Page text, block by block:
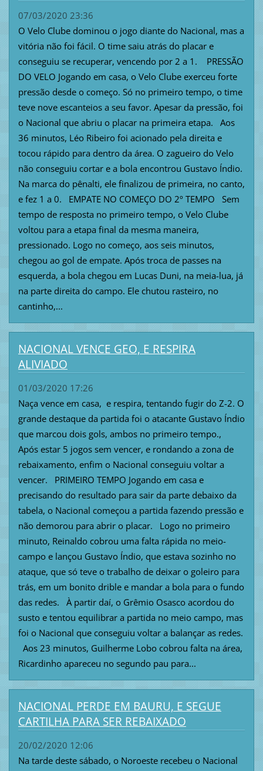
07/03/2020 23:36
O Velo Clube dominou o jogo diante do Nacional, mas a
vitória não foi fácil. O time saiu atrás do placar e
conseguiu se recuperar, vencendo por 2 a 1. PRESSÃO
DO VELO Jogando em casa, o Velo Clube exerceu forte
pressão desde o começo. Só no primeiro tempo, o time
teve nove escanteios a seu favor. Apesar da pressão, foi
o Nacional que abriu o placar na primeira etapa. Aos
36 minutos, Léo Ribeiro foi acionado pela direita e
tocou rápido para dentro da área. O zagueiro do Velo
não conseguiu cortar e a bola encontrou Gustavo Índio.
Na marca do pênalti, ele finalizou de primeira, no canto,
e fez 1 a 0. EMPATE NO COMEÇO DO 2º TEMPO Sem
tempo de resposta no primeiro tempo, o Velo Clube
voltou para a etapa final da mesma maneira,
pressionado. Logo no começo, aos seis minutos,
chegou ao gol de empate. Após troca de passes na
esquerda, a bola chegou em Lucas Duni, na meia-lua, já
na parte direita do campo. Ele chutou rasteiro, no
cantinho,...
NACIONAL VENCE GEO, E RESPIRA
ALIVIADO
01/03/2020 17:26
Naça vence em casa, e respira, tentando fugir do Z-2. O
grande destaque da partida foi o atacante Gustavo Índio
que marcou dois gols, ambos no primeiro tempo.,
Após estar 5 jogos sem vencer, e rondando a zona de
rebaixamento, enfim o Nacional conseguiu voltar a
vencer. PRIMEIRO TEMPO Jogando em casa e
precisando do resultado para sair da parte debaixo da
tabela, o Nacional começou a partida fazendo pressão e
não demorou para abrir o placar. Logo no primeiro
minuto, Reinaldo cobrou uma falta rápida no meio-
campo e lançou Gustavo Índio, que estava sozinho no
ataque, que só teve o trabalho de deixar o goleiro para
trás, em um bonito drible e mandar a bola para o fundo
das redes. À partir daí, o Grêmio Osasco acordou do
susto e tentou equilibrar a partida no meio campo, mas
foi o Nacional que conseguiu voltar a balançar as redes.
Aos 23 minutos, Guilherme Lobo cobrou falta na área,
Ricardinho apareceu no segundo pau para...
NACIONAL PERDE EM BAURU, E SEGUE
CARTILHA PARA SER REBAIXADO
20/02/2020 12:06
Na tarde deste sábado, o Noroeste recebeu o Nacional